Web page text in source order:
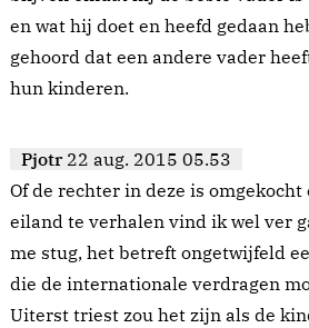
en wat hij doet en heefd gedaan
gehoord dat een andere vader
hun kinderen.
Pjotr 22 aug. 2015 05.53
Of de rechter in deze is
eiland te verhalen vind ik wel ver
me stug, het betreft ongetwijfeld
die de internationale verdragen
Uiterst triest zou het zijn als de